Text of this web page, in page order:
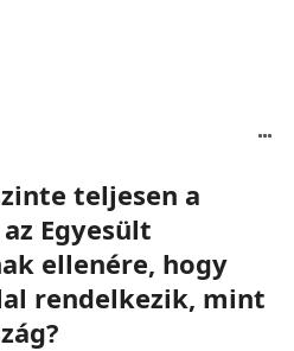
teljesen a
Egyesült
ellenére, hogy
rendelkezik, mint